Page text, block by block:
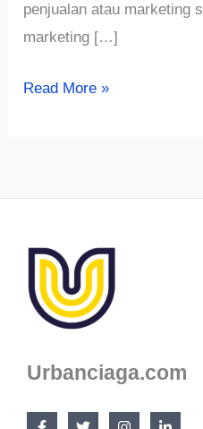
penjualan atau marketing
marketing […]
Inilah
Terampuh
Penjualan
Read More »
Urbanciaga.com